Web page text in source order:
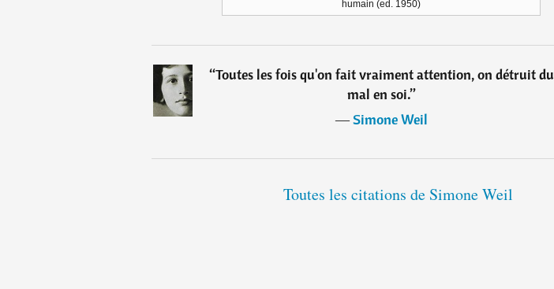
humain (ed. 1950)
“Toutes les fois qu'on fait vraiment attention, on détruit du
mal en soi.”
―Simone Weil
Toutes les citations de Simone Weil